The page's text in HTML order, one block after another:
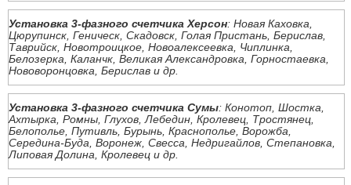
Установка 3-фазного счетчика Херсон: Новая Каховка,
Цюрупинск, Геническ, Скадовск, Голая Пристань, Берислав,
Таврийск, Новотроицкое, Новоалексеевка, Чиплинка,
Белозерка, Каланчк, Великая Александровка, Горностаевка,
Нововоронцовка, Берислав и др.
Установка 3-фазного счетчика Сумы: Конотоп, Шостка,
Ахтырка, Ромны, Глухов, Лебедин, Кролевец, Тростянец,
Белополье, Путивль, Бурынь, Краснополье, Ворожба,
Середина-Буда, Воронеж, Свесса, Недригайлов, Степановка,
Липовая Долина, Кролевец и др.